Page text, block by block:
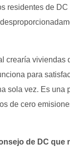
residentes de
crearía viviendas
para
sola vez. Es
de cero
de DC